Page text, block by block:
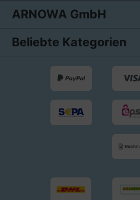
ARNOWA GmbH
Beliebte Kategorien